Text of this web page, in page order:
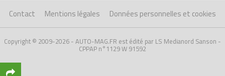
Contact Mentions légales Données personnelles et cookies
Copyright © 2009-2026 - AUTO-MAG.FR est édité par LS Medianord Sanson -
CPPAP n°1129 W 91592